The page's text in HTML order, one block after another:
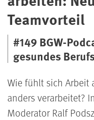
Teamvorteil
#149 BGW-
gesundes
Wie fühlt sich Arbeit
anders verarbeitet?
Moderator Ralf